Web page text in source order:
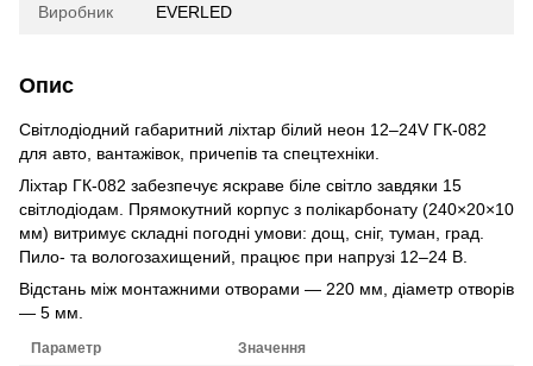
Виробник EVERLED
Опис
Світлодіодний габаритний ліхтар білий неон 12–24V ГК-082
для авто, вантажівок, причепів та спецтехніки.
Ліхтар ГК-082 забезпечує яскраве біле світло завдяки 15
світлодіодам. Прямокутний корпус з полікарбонату (240×20×10
мм) витримує складні погодні умови: дощ, сніг, туман, град.
Пило- та вологозахищений, працює при напрузі 12–24 В.
Відстань між монтажними отворами — 220 мм, діаметр отворів
— 5 мм.
Параметр Значення